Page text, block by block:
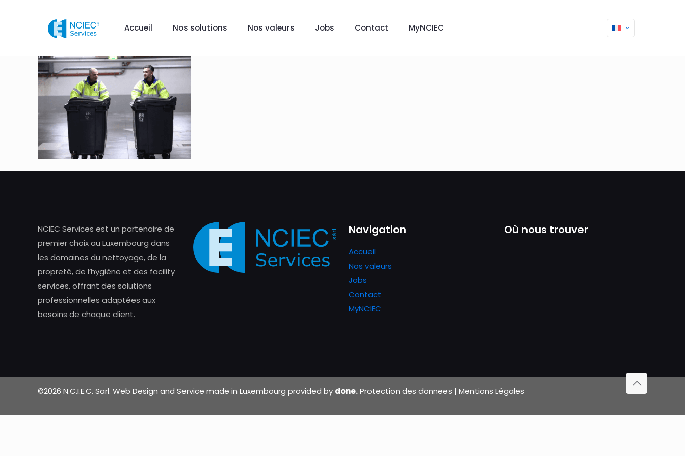
Accueil Nos solutions Nos valeurs Jobs Contact MyNCIEC
NCIEC Services est un partenaire de
premier choix au Luxembourg dans
les domaines du nettoyage, de la
propreté, de l’hygiène et des facility
services, offrant des solutions
professionnelles adaptées aux
besoins de chaque client.
Navigation
Accueil
Nos valeurs
Jobs
Contact
MyNCIEC
Où nous trouver
©2026 N.C.I.E.C. Sarl. Web Design and Service made in Luxembourg provided by done.Protection des donnees | Mentions Légales